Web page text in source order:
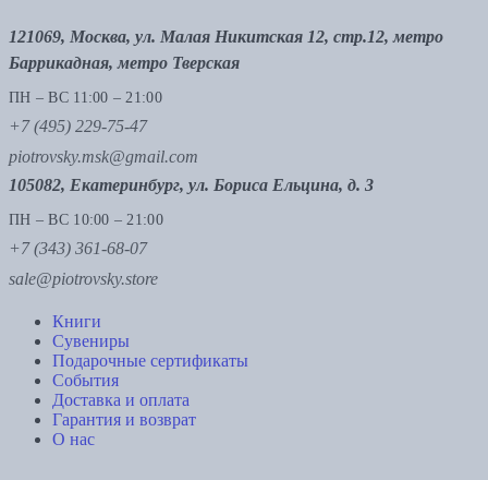
121069, Москва, ул. Малая Никитская 12, стр.12, метро
Баррикадная, метро Тверская
ПН – ВС 11:00 – 21:00
+7 (495) 229-75-47
piotrovsky.msk@gmail.com
105082, Екатеринбург, ул. Бориса Ельцина, д. 3
ПН – ВС 10:00 – 21:00
+7 (343) 361-68-07
sale@piotrovsky.store
Книги
Сувениры
Подарочные сертификаты
События
Доставка и оплата
Гарантия и возврат
О нас